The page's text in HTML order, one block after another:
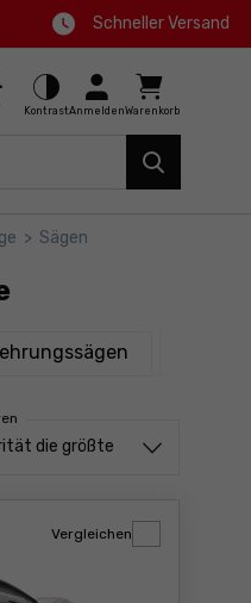
Schneller Versand
KontrastAnmeldenWarenkorb
> Sägen
die größte
Vergleichen